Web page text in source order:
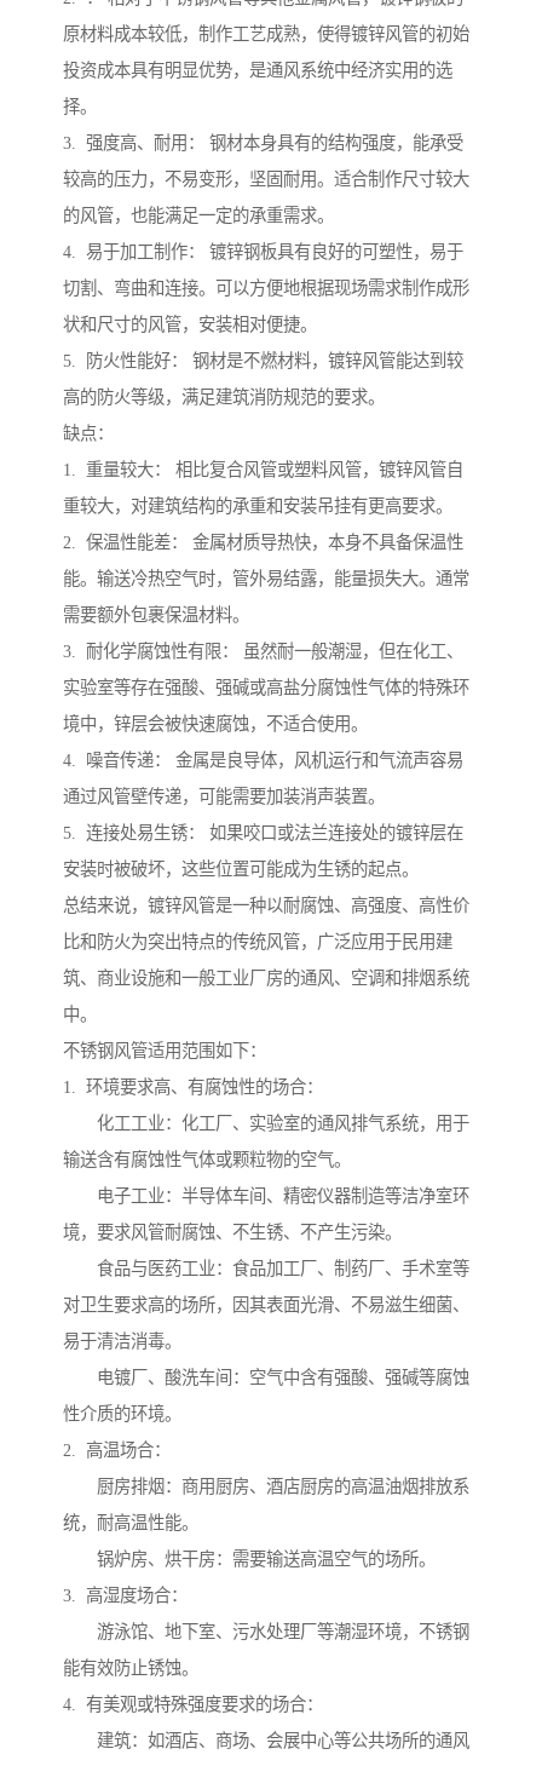
原材料成本较低，制作工艺成熟，使得镀锌风管的初始
投资成本具有明显优势，是通风系统中经济实用的选
择。
3. 强度高、耐用： 钢材本身具有的结构强度，能承受
较高的压力，不易变形，坚固耐用。适合制作尺寸较大
的风管，也能满足一定的承重需求。
4. 易于加工制作： 镀锌钢板具有良好的可塑性，易于
切割、弯曲和连接。可以方便地根据现场需求制作成形
状和尺寸的风管，安装相对便捷。
5. 防火性能好： 钢材是不燃材料，镀锌风管能达到较
高的防火等级，满足建筑消防规范的要求。
缺点：
1. 重量较大： 相比复合风管或塑料风管，镀锌风管自
重较大，对建筑结构的承重和安装吊挂有更高要求。
2. 保温性能差： 金属材质导热快，本身不具备保温性
能。输送冷热空气时，管外易结露，能量损失大。通常
需要额外包裹保温材料。
3. 耐化学腐蚀性有限： 虽然耐一般潮湿，但在化工、
实验室等存在强酸、强碱或高盐分腐蚀性气体的特殊环
境中，锌层会被快速腐蚀，不适合使用。
4. 噪音传递： 金属是良导体，风机运行和气流声容易
通过风管壁传递，可能需要加装消声装置。
5. 连接处易生锈： 如果咬口或法兰连接处的镀锌层在
安装时被破坏，这些位置可能成为生锈的起点。
总结来说，镀锌风管是一种以耐腐蚀、高强度、高性价
比和防火为突出特点的传统风管，广泛应用于民用建
筑、商业设施和一般工业厂房的通风、空调和排烟系统
中。
不锈钢风管适用范围如下：
1. 环境要求高、有腐蚀性的场合：
化工工业：化工厂、实验室的通风排气系统，用于
输送含有腐蚀性气体或颗粒物的空气。
电子工业：半导体车间、精密仪器制造等洁净室环
境，要求风管耐腐蚀、不生锈、不产生污染。
食品与医药工业：食品加工厂、制药厂、手术室等
对卫生要求高的场所，因其表面光滑、不易滋生细菌、
易于清洁消毒。
电镀厂、酸洗车间：空气中含有强酸、强碱等腐蚀
性介质的环境。
2. 高温场合：
厨房排烟：商用厨房、酒店厨房的高温油烟排放系
统，耐高温性能。
锅炉房、烘干房：需要输送高温空气的场所。
3. 高湿度场合：
游泳馆、地下室、污水处理厂等潮湿环境，不锈钢
能有效防止锈蚀。
4. 有美观或特殊强度要求的场合：
建筑：如酒店、商场、会展中心等公共场所的通风